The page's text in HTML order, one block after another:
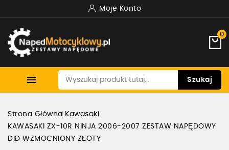
Moje Konto
0
 Szukaj
Strona Główna Kawasaki
KAWASAKI ZX-10R NINJA 2006-2007 ZESTAW NAPĘDOWY
DID WZMOCNIONY ZŁOTY